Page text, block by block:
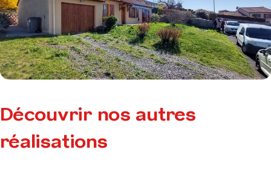
Découvrir nos autres
réalisations